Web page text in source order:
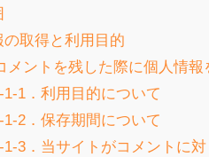
取得と利用目的
メントを残した際に個人情報
1-1．利用目的について
1-2．保存期間について
1-3．当サイトがコメントに